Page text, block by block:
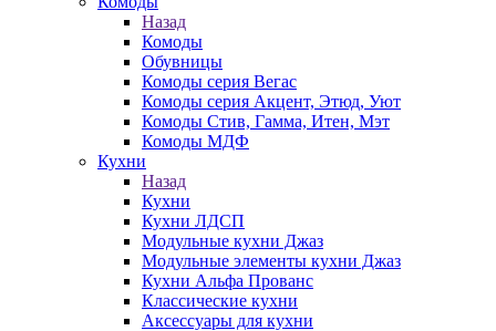
Назад
Комоды
Обувницы
Комоды серия Вегас
Комоды серия Акцент, Этюд, Уют
Комоды Стив, Гамма, Итен, Мэт
Комоды МДФ
Кухни
Назад
Кухни
Кухни ЛДСП
Модульные кухни Джаз
Модульные элементы кухни Джаз
Кухни Альфа Прованс
Классические кухни
Аксессуары для кухни